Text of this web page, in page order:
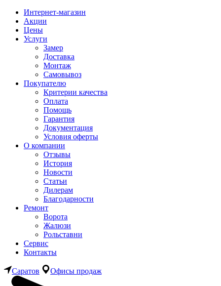
Интернет-магазин
Акции
Цены
Услуги
Замер
Доставка
Монтаж
Самовывоз
Покупателю
Критерии качества
Оплата
Помощь
Гарантия
Документация
Условия оферты
О компании
Отзывы
История
Новости
Статьи
Дилерам
Благодарности
Ремонт
Ворота
Жалюзи
Рольставни
Сервис
Контакты
Саратов Офисы продаж